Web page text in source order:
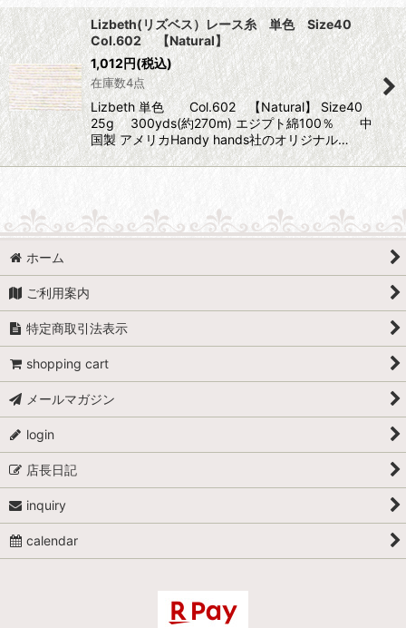
Lizbeth(リズベス）レース糸 単色 Size40
Col.602 【Natural】
1,012円(税込)
在庫数4点
Lizbeth 単色 Col.602 【Natural】 Size40
25g 300yds(約270m) エジプト綿100％ 中
国製 アメリカHandy hands社のオリジナル…
ホーム
ご利用案内
特定商取引法表示
shopping cart
メールマガジン
login
店長日記
inquiry
calendar